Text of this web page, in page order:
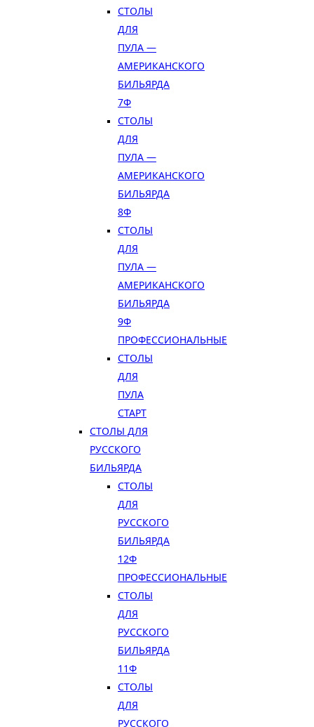
СТОЛЫ
ДЛЯ
ПУЛА —
АМЕРИКАНСКОГО
БИЛЬЯРДА
7Ф
СТОЛЫ
ДЛЯ
ПУЛА —
АМЕРИКАНСКОГО
БИЛЬЯРДА
8Ф
СТОЛЫ
ДЛЯ
ПУЛА —
АМЕРИКАНСКОГО
БИЛЬЯРДА
9Ф
ПРОФЕССИОНАЛЬНЫЕ
СТОЛЫ
ДЛЯ
ПУЛА
СТАРТ
СТОЛЫ ДЛЯ
РУССКОГО
БИЛЬЯРДА
СТОЛЫ
ДЛЯ
РУССКОГО
БИЛЬЯРДА
12Ф
ПРОФЕССИОНАЛЬНЫЕ
СТОЛЫ
ДЛЯ
РУССКОГО
БИЛЬЯРДА
11Ф
СТОЛЫ
ДЛЯ
РУССКОГО